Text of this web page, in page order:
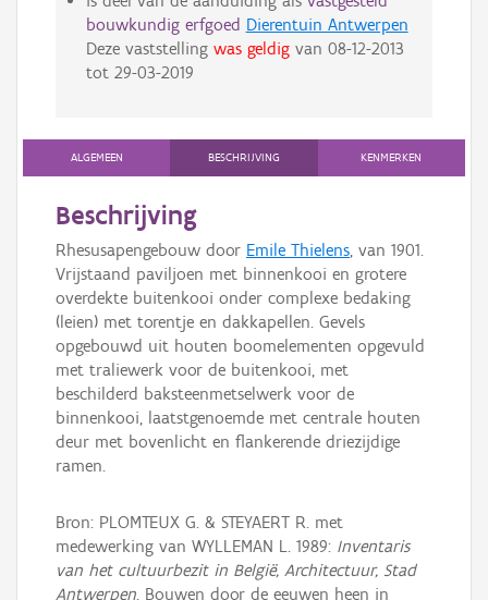
bouwkundig erfgoed Dierentuin Antwerpen
Deze vaststelling was geldigvan 08-12-2013
tot 29-03-2019
ALGEMEEN BESCHRIJVING KENMERKEN
Beschrijving
Rhesusapengebouw door Emile Thielens, van 1901.
Vrijstaand paviljoen met binnenkooi en grotere
overdekte buitenkooi onder complexe bedaking
(leien) met torentje en dakkapellen. Gevels
opgebouwd uit houten boomelementen opgevuld
met traliewerk voor de buitenkooi, met
beschilderd baksteenmetselwerk voor de
binnenkooi, laatstgenoemde met centrale houten
deur met bovenlicht en flankerende driezijdige
ramen.
Bron: PLOMTEUX G. & STEYAERT R. met
medewerking van WYLLEMAN L. 1989: Inventaris
van het cultuurbezit in België, Architectuur, Stad
Antwerpen, Bouwen door de eeuwen heen in